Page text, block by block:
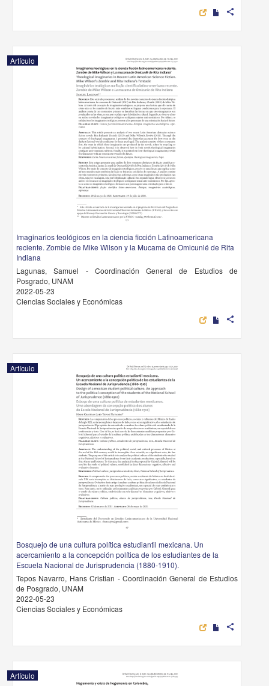
share
Artículo
Imaginarios teológicos en la ciencia ficción Latinoamericana
reciente. Zombie de Mike Wilson y la Mucama de Omicunlé de Rita
Indiana
Lagunas, Samuel - Coordinación General de Estudios de
Posgrado, UNAM
2022-05-23
Ciencias Sociales y Económicas
share
Artículo
Bosquejo de una cultura política estudiantil mexicana. Un
acercamiento a la concepción política de los estudiantes de la
Escuela Nacional de Jurisprudencia (1880-1910).
Tepos Navarro, Hans Cristian - Coordinación General de Estudios
de Posgrado, UNAM
2022-05-23
Ciencias Sociales y Económicas
share
Artículo